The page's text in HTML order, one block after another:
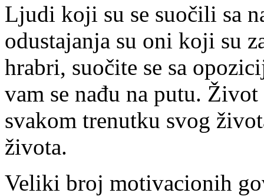
Ljudi koji su se suočili sa
odustajanja su oni koji su
hrabri, suočite se sa
vam se nađu na putu.
svakom trenutku svog
života.
Veliki broj motivacionih